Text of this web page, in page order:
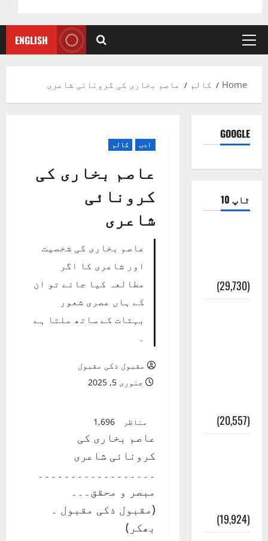
ENGLISH
عاصم بخاری کی کرونائی شاعری
ادب
عاصم بخاری کی
کرونائی
شاعری
عاصم بخاری کی شخصیت
اور شاعری کا اگر
مطالعہ کیا جائے تو ان
کے ہاں عصری شعور
بہتات کے ساتھ ملتا ہے
مقبول ذکی مقبول
عاصم بخاری کی
کرونائی شاعری
۔۔۔۔۔۔۔۔۔۔۔۔۔۔۔۔۔۔
مبصر و محقق۔۔۔
(مقبول ذکی مقبول ۔